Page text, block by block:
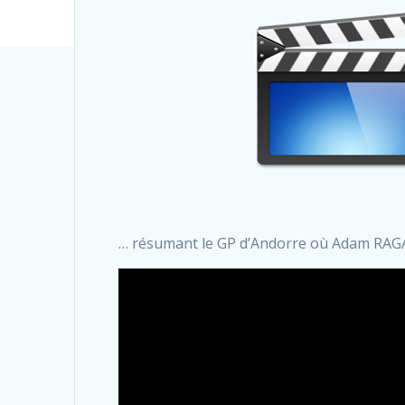
… résumant le GP d’Andorre où Adam